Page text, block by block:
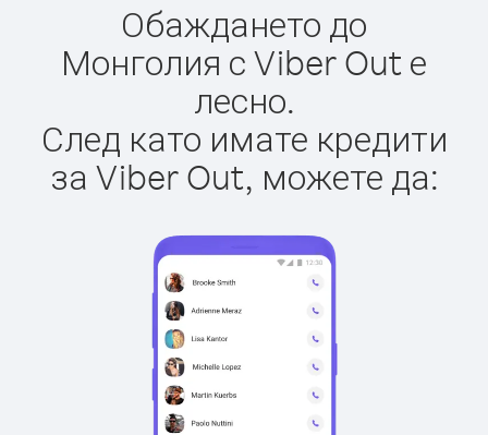
Обаждането до
Монголия с Viber Out е
лесно.
След като имате кредити
за Viber Out, можете да: